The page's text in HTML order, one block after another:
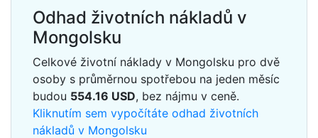
Odhad životních nákladů v
Mongolsku
Celkové životní náklady v Mongolsku pro dvě
osoby s průměrnou spotřebou na jeden měsíc
budou 554.16 USD, bez nájmu v ceně.
Kliknutím sem vypočítáte odhad životních
nákladů v Mongolsku